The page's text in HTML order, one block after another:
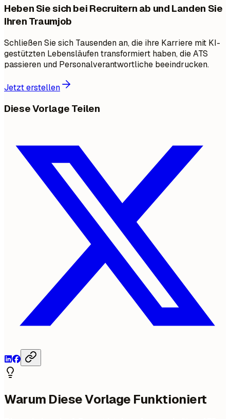
Heben Sie sich bei Recruitern ab und Landen Sie
Ihren Traumjob
Schließen Sie sich Tausenden an, die ihre Karriere mit KI-
gestützten Lebensläufen transformiert haben, die ATS
passieren und Personalverantwortliche beeindrucken.
Jetzt erstellen
Diese Vorlage Teilen
Warum Diese Vorlage Funktioniert